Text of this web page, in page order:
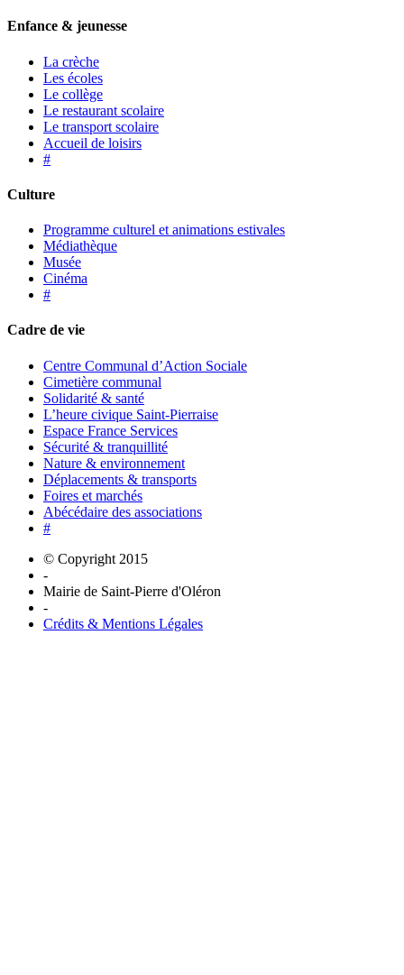
Enfance & jeunesse
La crèche
Les écoles
Le collège
Le restaurant scolaire
Le transport scolaire
Accueil de loisirs
#
Culture
Programme culturel et animations estivales
Médiathèque
Musée
Cinéma
#
Cadre de vie
Centre Communal d’Action Sociale
Cimetière communal
Solidarité & santé
L’heure civique Saint-Pierraise
Espace France Services
Sécurité & tranquillité
Nature & environnement
Déplacements & transports
Foires et marchés
Abécédaire des associations
#
© Copyright 2015
-
Mairie de Saint-Pierre d'Oléron
-
Crédits & Mentions Légales